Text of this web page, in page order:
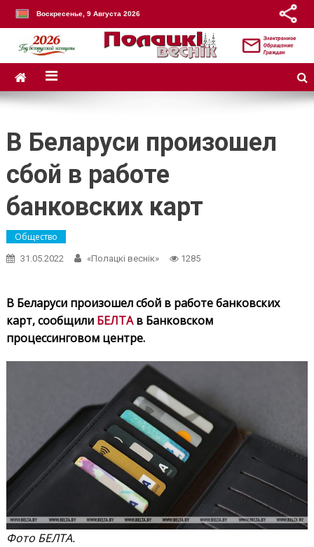
Воскресенье, 9 Августа 2026
В Беларуси произошел
сбой в работе
банковских карт
Общество
31.05.2022 «Полацкі веснік» 1285
В Беларуси произошел сбой в работе банковских
карт, сообщили БЕЛТАв Банковском
процессинговом центре.
Фото БЕЛТА.